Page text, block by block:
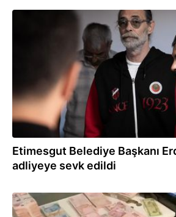
Etimesgut Belediye Başkanı
adliyeye sevk edildi
30.07.2026